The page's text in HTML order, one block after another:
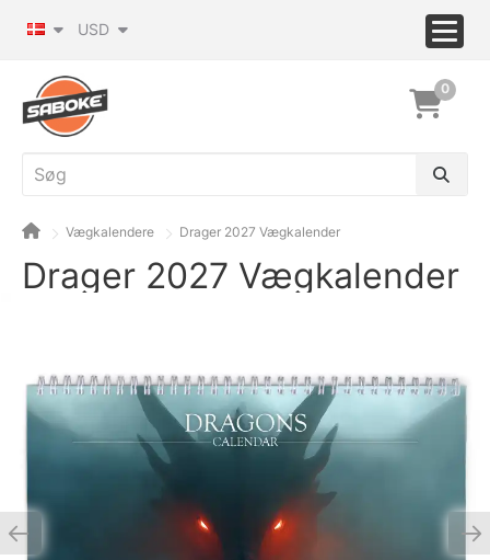
USD
0
Vægkalendere Drager 2027 Vægkalender
Drager 2027 Vægkalender